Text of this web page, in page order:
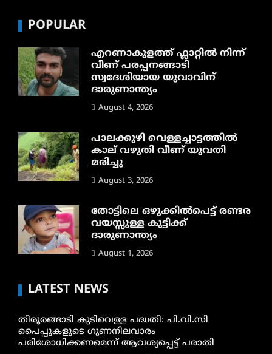
POPULAR
എറണാകുളത്ത് ഫ്ലാറ്റിൽ നിന്ന്
വീണ് പരപ്പനങ്ങാടി
സ്വദേശിയായ യുവാവിന്
ദാരുണാന്ത്യം
August 4, 2026
പാലക്കുഴി വെള്ളച്ചാട്ടത്തില്‍
കാല് വഴുതി വീണ് യുവതി
മരിച്ചു
August 3, 2026
തോട്ടിലെ ഒഴുക്കിൽപെട്ട് രണ്ടര
വയസ്സുള്ള കുട്ടിക്ക്
ദാരുണാന്ത്യം
August 1, 2026
LATEST NEWS
തിരൂരങ്ങാടി കുടിവെള്ള പദ്ധതി: പി.വി.സി
പൈപ്പുകളുടെ ഗുണനിലവാരം
പരിശോധിക്കണമെന്ന് ആവശ്യപ്പെട്ട് പരാതി